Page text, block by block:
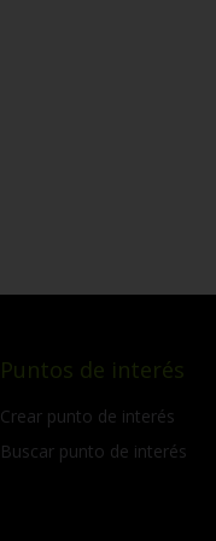
Puntos de interés
Crear punto de interés
Buscar punto de interés